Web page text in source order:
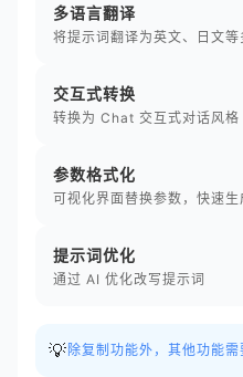
多语言翻译
将提示词翻译为英文、日文等
交互式转换
转换为 Chat 交互式对话风格
参数格式化
可视化界面替换参数，快速生
提示词优化
通过 AI 优化改写提示词
💡 除复制功能外，其他功能